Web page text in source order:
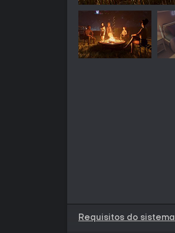
Requisitos do sistema